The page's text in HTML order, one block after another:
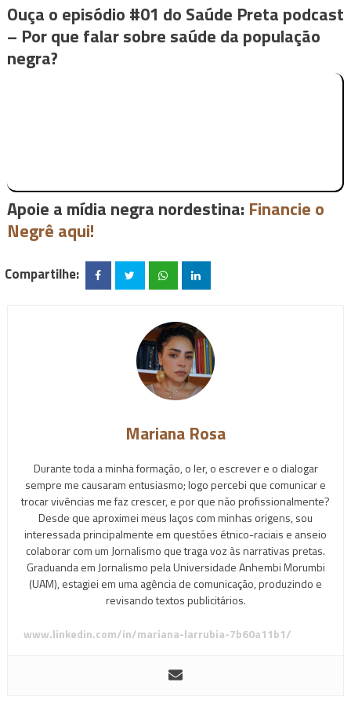
Ouça o episódio #01 do Saúde Preta podcast
– Por que falar sobre saúde da população
negra?
Apoie a mídia negra nordestina: Financie o
Negrê aqui!
Compartilhe:
Mariana Rosa
Durante toda a minha formação, o ler, o escrever e o dialogar
sempre me causaram entusiasmo; logo percebi que comunicar e
trocar vivências me faz crescer, e por que não profissionalmente?
Desde que aproximei meus laços com minhas origens, sou
interessada principalmente em questões étnico-raciais e anseio
colaborar com um Jornalismo que traga voz às narrativas pretas.
Graduanda em Jornalismo pela Universidade Anhembi Morumbi
(UAM), estagiei em uma agência de comunicação, produzindo e
revisando textos publicitários.
www.linkedin.com/in/mariana-larrubia-7b60a11b1/